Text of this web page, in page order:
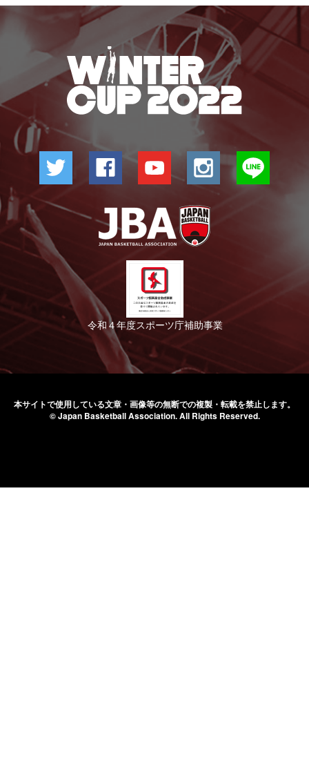
令和４年度スポーツ庁補助事業
本サイトで使用している文章・画像等の無断での複製・転載を禁止します。
© Japan Basketball Association.All Rights Reserved.